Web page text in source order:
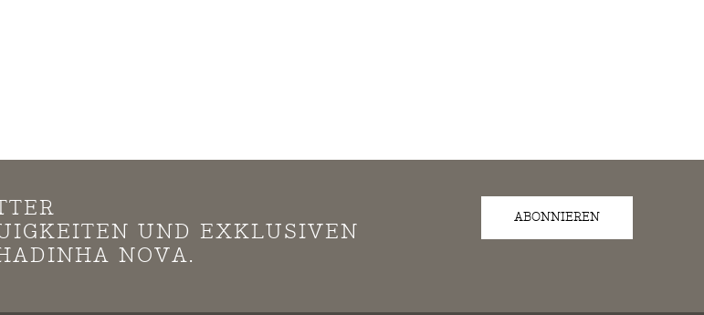
UND EXKLUSIVEN
NOVA.
ABONNIEREN